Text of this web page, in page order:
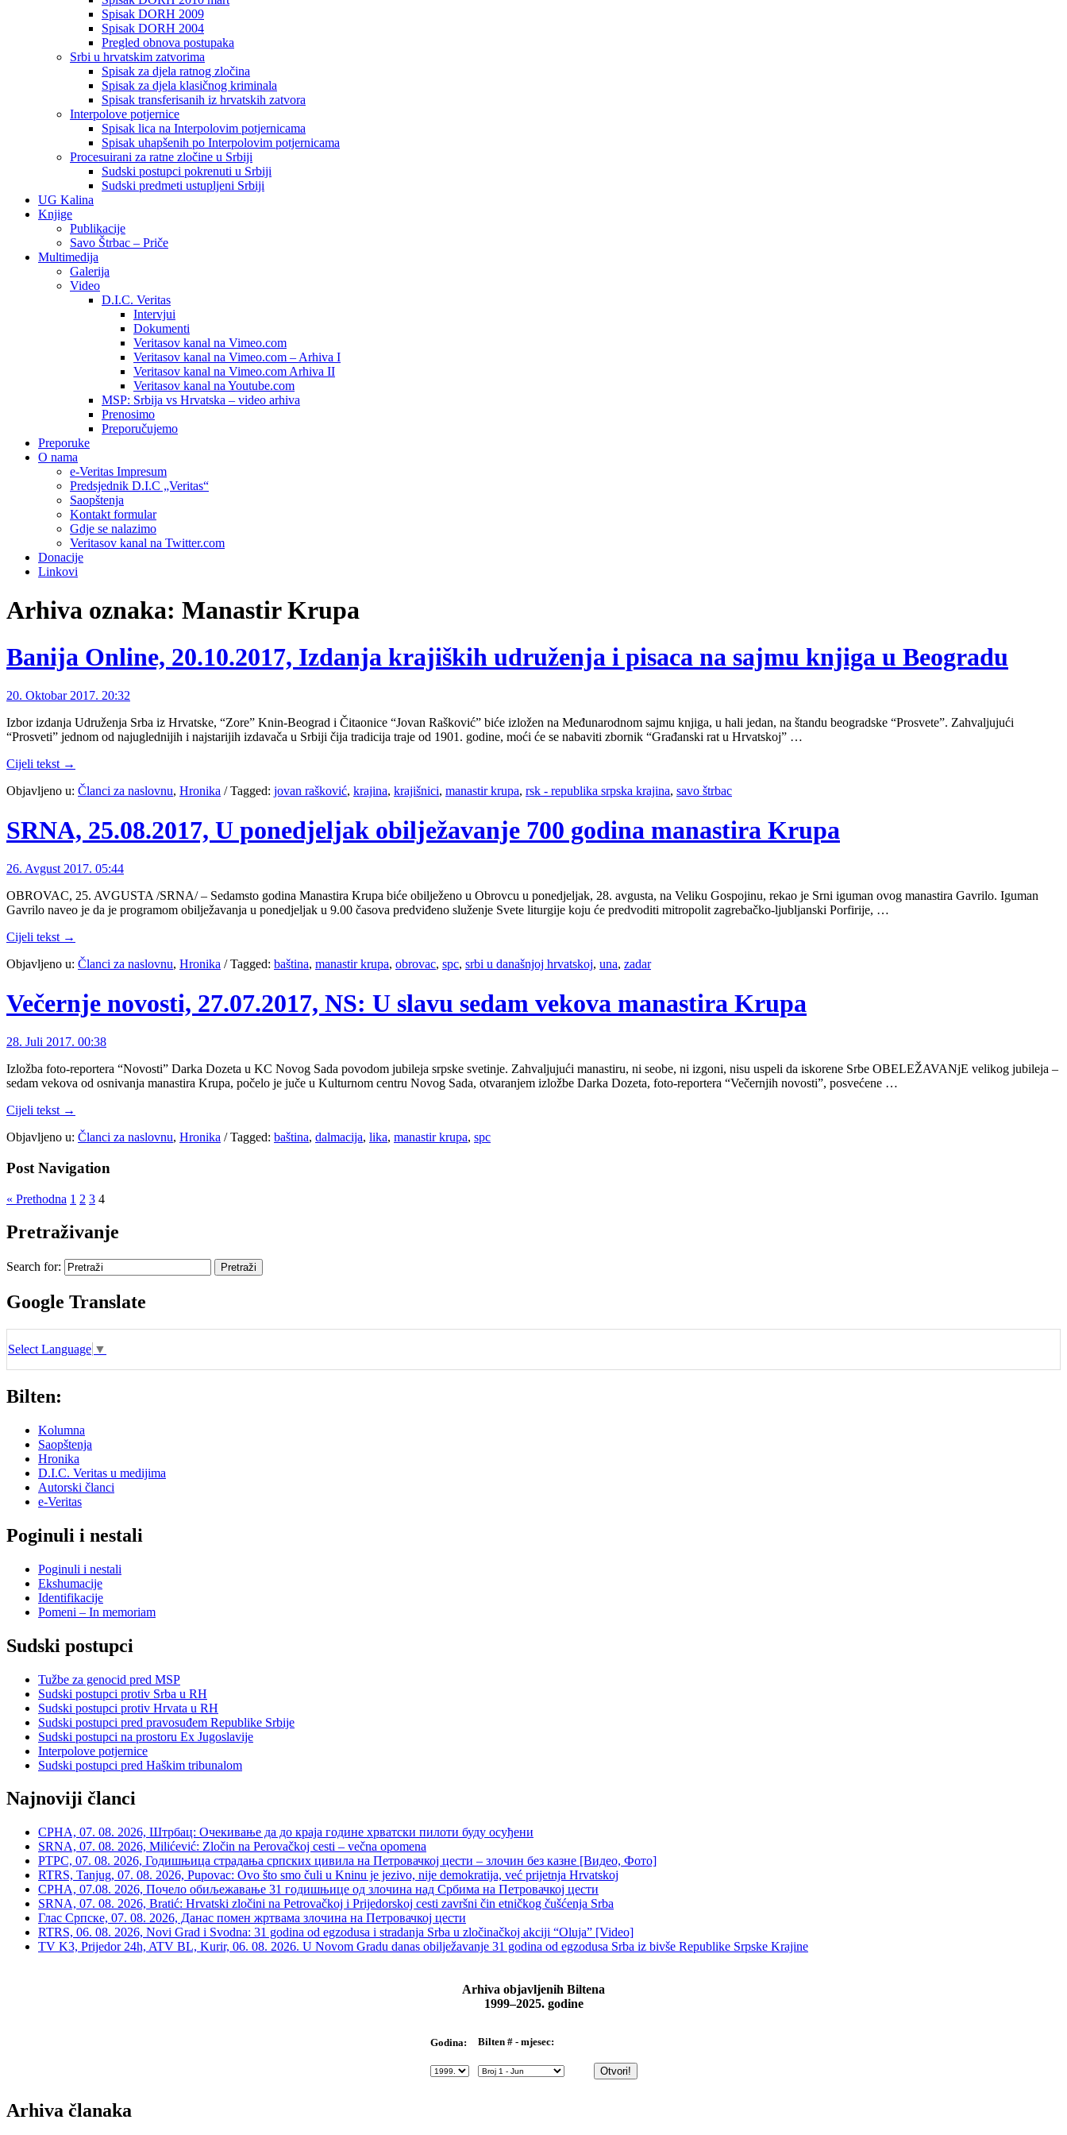
Spisak DORH 2009
Spisak DORH 2004
Pregled obnova postupaka
Srbi u hrvatskim zatvorima
Spisak za djela ratnog zločina
Spisak za djela klasičnog kriminala
Spisak transferisanih iz hrvatskih zatvora
Interpolove potjernice
Spisak lica na Interpolovim potjernicama
Spisak uhapšenih po Interpolovim potjernicama
Procesuirani za ratne zločine u Srbiji
Sudski postupci pokrenuti u Srbiji
Sudski predmeti ustupljeni Srbiji
UG Kalina
Knjige
Publikacije
Savo Štrbac – Priče
Multimedija
Galerija
Video
D.I.C. Veritas
Intervjui
Dokumenti
Veritasov kanal na Vimeo.com
Veritasov kanal na Vimeo.com – Arhiva I
Veritasov kanal na Vimeo.com Arhiva II
Veritasov kanal na Youtube.com
MSP: Srbija vs Hrvatska – video arhiva
Prenosimo
Preporučujemo
Preporuke
O nama
e-Veritas Impresum
Predsjednik D.I.C „Veritas“
Saopštenja
Kontakt formular
Gdje se nalazimo
Veritasov kanal na Twitter.com
Donacije
Linkovi
Arhiva oznaka: Manastir Krupa
Banija Online, 20.10.2017, Izdanja krajiških udruženja i pisaca na sajmu knjiga u Beogradu
20. Oktobar 2017. 20:32
Izbor izdanja Udruženja Srba iz Hrvatske, “Zore” Knin-Beograd i Čitaonice “Jovan Rašković” biće izložen na Međunarodnom sajmu knjiga, u hali jedan, na štandu beogradske “Prosvete”. Zahvaljujući
“Prosveti” jednom od najuglednijih i najstarijih izdavača u Srbiji čija tradicija traje od 1901. godine, moći će se nabaviti zbornik “Građanski rat u Hrvatskoj” …
Cijeli tekst →
Objavljeno u: Članci za naslovnu, Hronika /Tagged: jovan rašković, krajina, krajišnici, manastir krupa, rsk - republika srpska krajina, savo štrbac
SRNA, 25.08.2017, U ponedjeljak obilježavanje 700 godina manastira Krupa
26. Avgust 2017. 05:44
OBROVAC, 25. AVGUSTA /SRNA/ – Sedamsto godina Manastira Krupa biće obilježeno u Obrovcu u ponedjeljak, 28. avgusta, na Veliku Gospojinu, rekao je Srni iguman ovog manastira Gavrilo. Iguman
Gavrilo naveo je da je programom obilježavanja u ponedjeljak u 9.00 časova predviđeno služenje Svete liturgije koju će predvoditi mitropolit zagrebačko-ljubljanski Porfirije, …
Cijeli tekst →
Objavljeno u: Članci za naslovnu, Hronika /Tagged: baština, manastir krupa, obrovac, spc, srbi u današnjoj hrvatskoj, una, zadar
Večernje novosti, 27.07.2017, NS: U slavu sedam vekova manastira Krupa
28. Juli 2017. 00:38
Izložba foto-reportera “Novosti” Darka Dozeta u KC Novog Sada povodom jubileja srpske svetinje. Zahvaljujući manastiru, ni seobe, ni izgoni, nisu uspeli da iskorene Srbe OBELEŽAVANjE velikog jubileja –
sedam vekova od osnivanja manastira Krupa, počelo je juče u Kulturnom centru Novog Sada, otvaranjem izložbe Darka Dozeta, foto-reportera “Večernjih novosti”, posvećene …
Cijeli tekst →
Objavljeno u: Članci za naslovnu, Hronika /Tagged: baština, dalmacija, lika, manastir krupa, spc
Post Navigation
« Prethodna 1 2 3 4
Pretraživanje
Search for:
Google Translate
Select Language ▼
Bilten:
Kolumna
Saopštenja
Hronika
D.I.C. Veritas u medijima
Autorski članci
e-Veritas
Poginuli i nestali
Poginuli i nestali
Ekshumacije
Identifikacije
Pomeni – In memoriam
Sudski postupci
Tužbe za genocid pred MSP
Sudski postupci protiv Srba u RH
Sudski postupci protiv Hrvata u RH
Sudski postupci pred pravosuđem Republike Srbije
Sudski postupci na prostoru Ex Jugoslavije
Interpolove potjernice
Sudski postupci pred Haškim tribunalom
Najnoviji članci
СРНА, 07. 08. 2026, Штрбац: Очекивање да до краја године хрватски пилоти буду осуђени
SRNA, 07. 08. 2026, Milićević: Zločin na Perovačkoj cesti – večna opomena
РТРС, 07. 08. 2026, Годишњица страдања српских цивила на Петровачкој цести – злочин без казне [Видео, Фото]
RTRS, Tanjug, 07. 08. 2026, Pupovac: Ovo što smo čuli u Kninu je jezivo, nije demokratija, već prijetnja Hrvatskoj
СРНА, 07.08. 2026, Почело обиљежавање 31 годишњице од злочина над Србима на Петровачкој цести
SRNA, 07. 08. 2026, Bratić: Hrvatski zločini na Petrovačkoj i Prijedorskoj cesti završni čin etničkog čušćenja Srba
Глас Српске, 07. 08. 2026, Данас помен жртвама злочина на Петровачкој цести
RTRS, 06. 08. 2026, Novi Grad i Svodna: 31 godina od egzodusa i stradanja Srba u zločinačkoj akciji “Oluja” [Video]
TV K3, Prijedor 24h, ATV BL, Kurir, 06. 08. 2026. U Novom Gradu danas obilježavanje 31 godina od egzodusa Srba iz bivše Republike Srpske Krajine
Arhiva objavljenih Biltena
1999–2025. godine
Godina: Bilten # - mjesec:
Arhiva članaka